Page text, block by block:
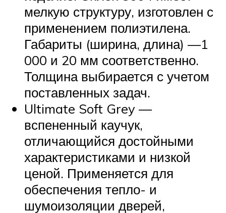
мелкую структуру, изготовлен с
применением полиэтилена.
Габариты (ширина, длина) —1
000 и 20 мм соответственно.
Толщина выбирается с учетом
поставленных задач.
Ultimate Soft Grey —
вспененный каучук,
отличающийся достойными
характеристиками и низкой
ценой. Применяется для
обеспечения тепло- и
шумоизоляции дверей,